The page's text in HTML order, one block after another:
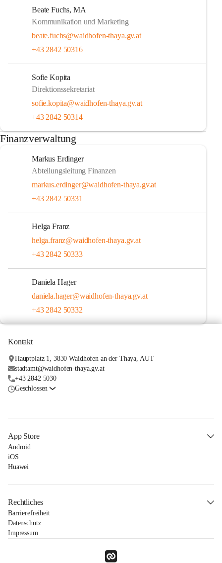
Beate Fuchs, MA
Kommunikation und Marketing
beate.fuchs@waidhofen-thaya.gv.at
+43 2842 50316
Sofie Kopita
Direktionssekretariat
sofie.kopita@waidhofen-thaya.gv.at
+43 2842 50314
Finanzverwaltung
Markus Erdinger
Abteilungsleitung Finanzen
markus.erdinger@waidhofen-thaya.gv.at
+43 2842 50331
Helga Franz
helga.franz@waidhofen-thaya.gv.at
+43 2842 50333
Daniela Hager
daniela.hager@waidhofen-thaya.gv.at
+43 2842 50332
Kontakt
Hauptplatz 1, 3830 Waidhofen an der Thaya, AUT
stadtamt@waidhofen-thaya.gv.at
+43 2842 5030
Geschlossen
App Store
Android
iOS
Huawei
Rechtliches
Barrierefreiheit
Datenschutz
Impressum